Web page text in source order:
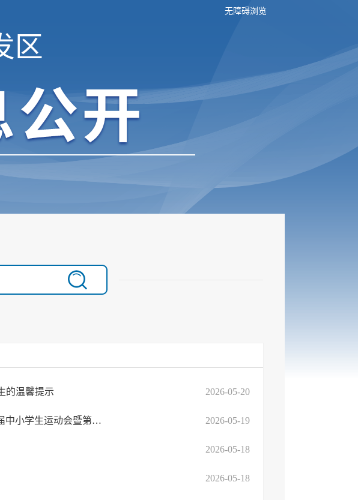
无障碍浏览
区
的温馨提示 2026-05-20
燃动省运梦 健康向未来 | 临沂高新区第十五届中小学生运动会暨第一届教职工运动会 ... 2026-05-19
2026-05-18
2026-05-18